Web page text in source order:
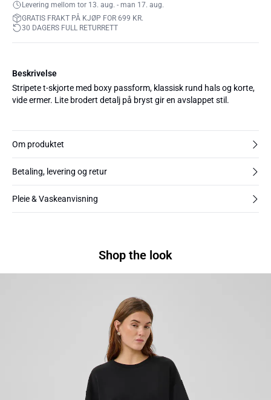
Levering mellom tor 13. aug. - man 17. aug.
GRATIS FRAKT PÅ KJØP FOR 699 KR.
30 DAGERS FULL RETURRETT
Beskrivelse
Stripete t-skjorte med boxy passform, klassisk rund hals og korte,
vide ermer. Lite brodert detalj på bryst gir en avslappet stil.
Om produktet
Betaling, levering og retur
Pleie & Vaskeanvisning
Shop the look